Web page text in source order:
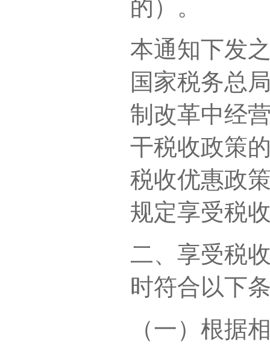
的）。
本通知下发
国家税务总
制改革中经
干税收政策
税收优惠政
规定享受税
二、享受税
时符合以下
（一）根据